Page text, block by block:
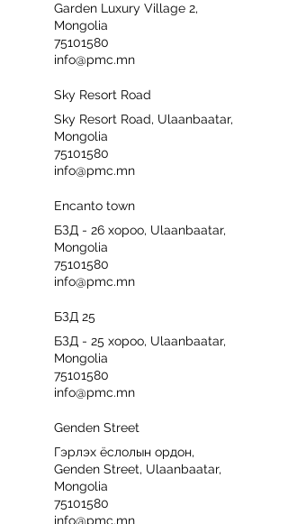
Garden Luxury Village 2,
Mongolia
75101580
info@pmc.mn
Sky Resort Road
Sky Resort Road, Ulaanbaatar,
Mongolia
75101580
info@pmc.mn
Encanto town
БЗД - 26 хороо, Ulaanbaatar,
Mongolia
75101580
info@pmc.mn
БЗД 25
БЗД - 25 хороо, Ulaanbaatar,
Mongolia
75101580
info@pmc.mn
Genden Street
Гэрлэх ёслолын ордон,
Genden Street, Ulaanbaatar,
Mongolia
75101580
info@pmc.mn